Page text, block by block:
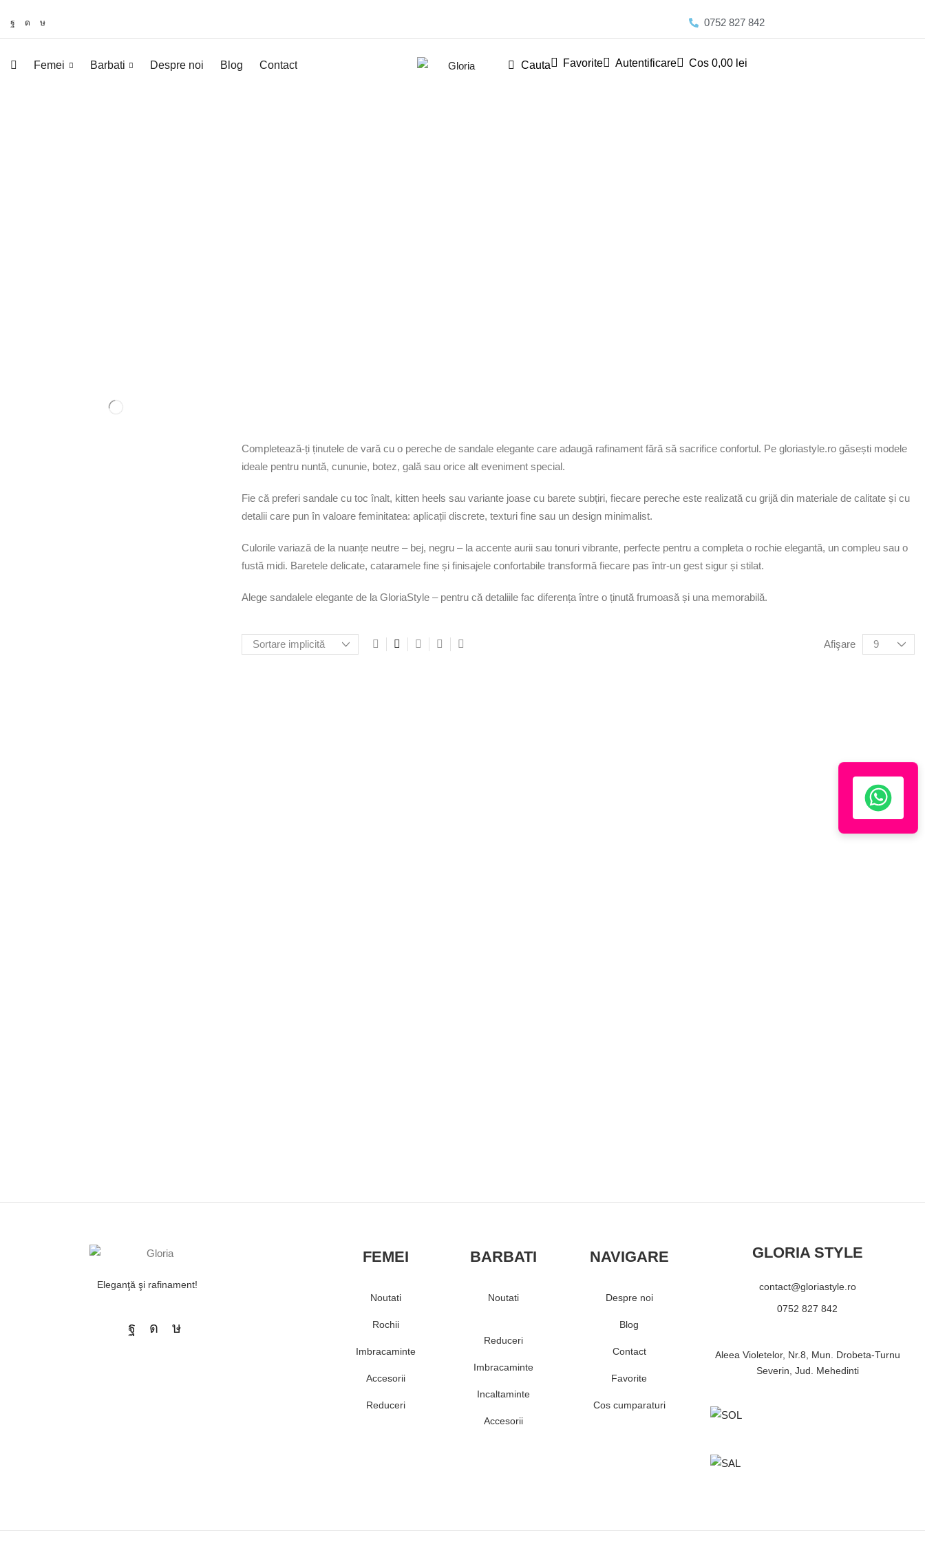
0752 827 842
Femei Barbati Despre noi Blog Contact Cauta Favorite Autentificare Cos 0,00 lei
Completează-ți ținutele de vară cu o pereche de sandale elegante care adaugă rafinament fără să sacrifice confortul. Pe gloriastyle.ro găsești modele
ideale pentru nuntă, cununie, botez, gală sau orice alt eveniment special.
Fie că preferi sandale cu toc înalt, kitten heels sau variante joase cu barete subțiri, fiecare pereche este realizată cu grijă din materiale de calitate și cu
detalii care pun în valoare feminitatea: aplicații discrete, texturi fine sau un design minimalist.
Culorile variază de la nuanțe neutre – bej, negru – la accente aurii sau tonuri vibrante, perfecte pentru a completa o rochie elegantă, un compleu sau o
fustă midi. Baretele delicate, cataramele fine și finisajele confortabile transformă fiecare pas într-un gest sigur și stilat.
Alege sandalele elegante de la GloriaStyle – pentru că detaliile fac diferența între o ținută frumoasă și una memorabilă.
Afişare
Eleganţă şi rafinament!
FEMEI
Noutati
Rochii
Imbracaminte
Accesorii
Reduceri
BARBATI
Noutati
Reduceri
Imbracaminte
Incaltaminte
Accesorii
NAVIGARE
Despre noi
Blog
Contact
Favorite
Cos cumparaturi
GLORIA STYLE
contact@gloriastyle.ro
0752 827 842
Aleea Violetelor, Nr.8, Mun. Drobeta-Turnu
Severin, Jud. Mehedinti